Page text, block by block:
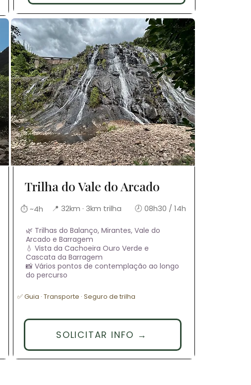
Trilha do Vale do Arcado
⏱ ~4h 📍 32km · 3km trilha 🕗 08h30 / 14h
🌿 Trilhas do Balanço, Mirantes, Vale do
Arcado e Barragem
💧 Vista da Cachoeira Ouro Verde e
Cascata da Barragem
📸 Vários pontos de contemplação ao longo
do percurso
✅ Guia · Transporte · Seguro de trilha
SOLICITAR INFO →